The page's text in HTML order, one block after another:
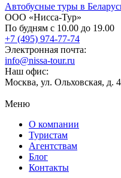
Автобусные туры в
ООО «Нисса-Тур»
По будням с 10.00 до 19.00
+7 (495) 974-77-74
Электронная почта:
info@nissa-tour.ru
Наш офис:
Москва, ул. Ольховская, д.
Меню
О компании
Туристам
Агентствам
Блог
Контакты